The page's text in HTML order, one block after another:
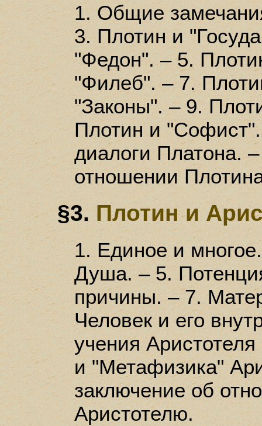
1. Общие
3. Плотин и
"Федон". – 5.
"Филеб". – 7.
"Законы". – 9.
Плотин и
диалоги Платона.
отношении
§3. Плотин и
1. Единое и
Душа. – 5.
причины. – 7.
Человек и его
учения
и "Метафизика"
заключение об
Аристотелю.